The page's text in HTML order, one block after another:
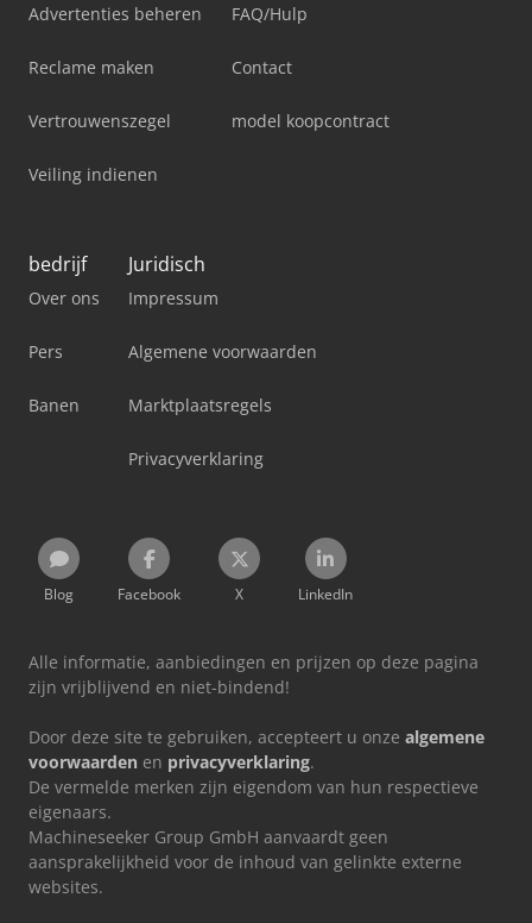
Advertenties beheren
Reclame maken
Vertrouwenszegel
Veiling indienen
FAQ/Hulp
Contact
model koopcontract
bedrijf
Over ons
Pers
Banen
Juridisch
Impressum
Algemene voorwaarden
Marktplaatsregels
Privacyverklaring
Blog Facebook X LinkedIn
Alle informatie, aanbiedingen en prijzen op deze pagina
zijn vrijblijvend en niet-bindend!
Door deze site te gebruiken, accepteert u onze algemene
voorwaarden en privacyverklaring.
De vermelde merken zijn eigendom van hun respectieve
eigenaars.
Machineseeker Group GmbH aanvaardt geen
aansprakelijkheid voor de inhoud van gelinkte externe
websites.